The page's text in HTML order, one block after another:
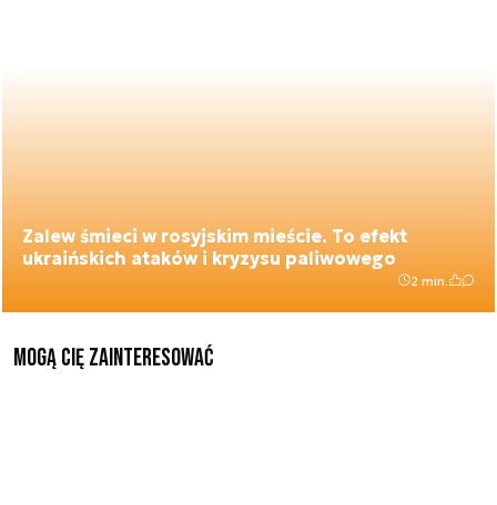
Zalew śmieci w rosyjskim mieście. To efekt
ukraińskich ataków i kryzysu paliwowego
2 min.
Mogą Cię zainteresować